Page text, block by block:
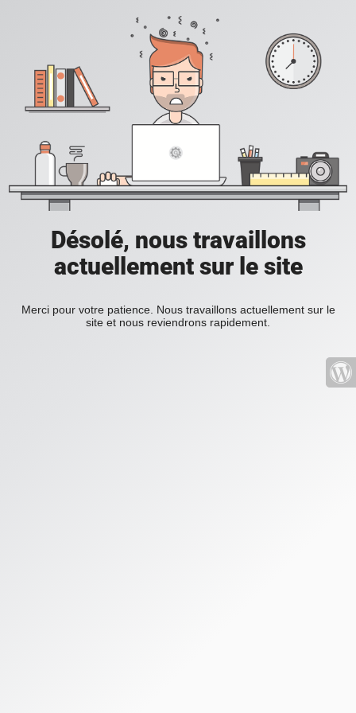
Désolé, nous travaillons
actuellement sur le site
Merci pour votre patience. Nous travaillons actuellement sur le
site et nous reviendrons rapidement.